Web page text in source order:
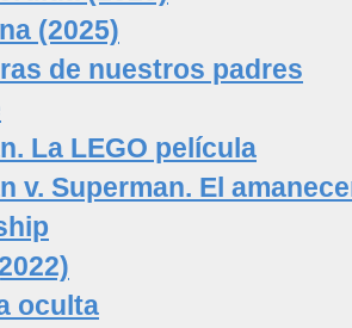
(2025)
de nuestros padres
La LEGO película
v. Superman. El
oculta